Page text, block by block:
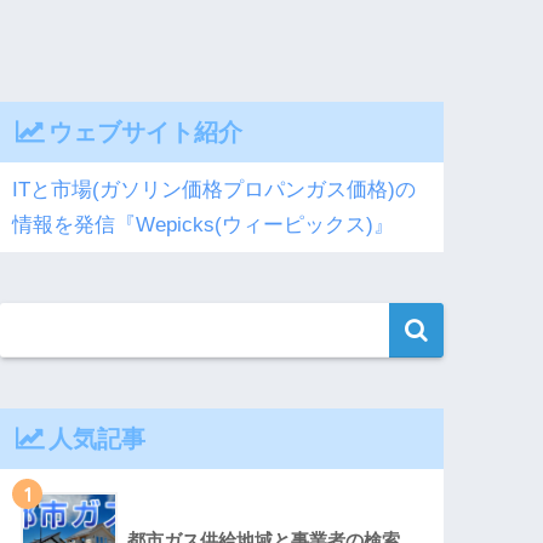
ウェブサイト紹介
ITと市場(ガソリン価格プロパンガス価格)の
情報を発信『Wepicks(ウィーピックス)』
人気記事
1